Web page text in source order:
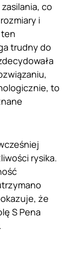
co
i
trudny do
to
rysika.
że
S Pena